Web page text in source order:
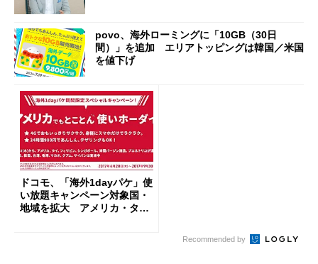
povo、海外ローミングに「10GB（30日
間）」を追加 エリアトッピングは韓国／米国
を値下げ
ドコモ、「海外1dayパケ」使
い放題キャンペーン対象国・
地域を拡大 アメリカ・タイ
Recommended by